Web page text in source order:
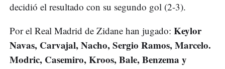
decidió el resultado con su segundo gol (2-3).
Por el Real Madrid de Zidane han jugado: Keylor
Navas, Carvajal, Nacho, Sergio Ramos, Marcelo.
Modric, Casemiro, Kroos, Bale, Benzema y